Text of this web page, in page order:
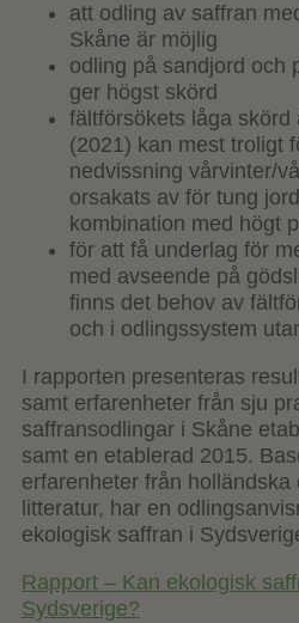
att odling av saffran
Skåne är möjlig
odling på sandjord och
ger högst skörd
fältförsökets låga skörd
(2021) kan mest troligt
nedvissning vårvinter/
orsakats av för tung
kombination med högt
för att få underlag för
med avseende på
finns det behov av
och i odlingssystem
I rapporten presenteras
samt erfarenheter från sju
saffransodlingar i Skåne
samt en etablerad 2015.
erfarenheter från holländska
litteratur, har en
ekologisk saffran i
Rapport – Kan ekologisk
Sydsverige?